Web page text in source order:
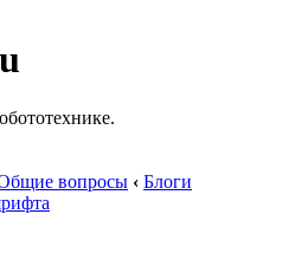
вопросы ‹ Блоги